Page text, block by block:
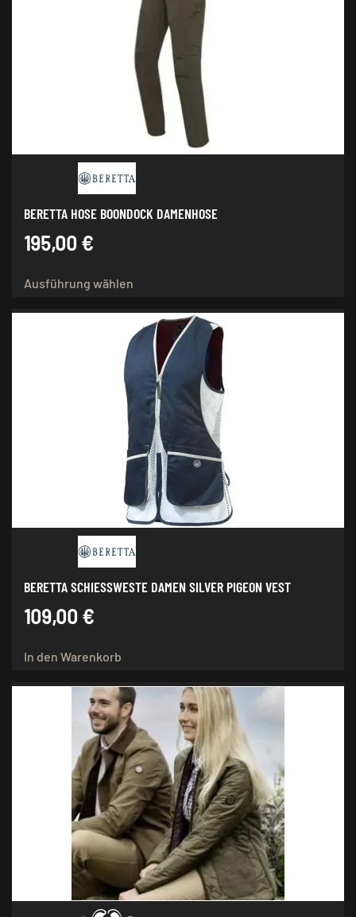
BERETTA HOSE BOONDOCK DAMENHOSE
195,00 €
Ausführung wählen
mehrere
Varianten
Optionen
können
der
Produktseite
gewählt
werden
BERETTA SCHIESSWESTE DAMEN SILVER PIGEON VEST
109,00 €
In den Warenkorb